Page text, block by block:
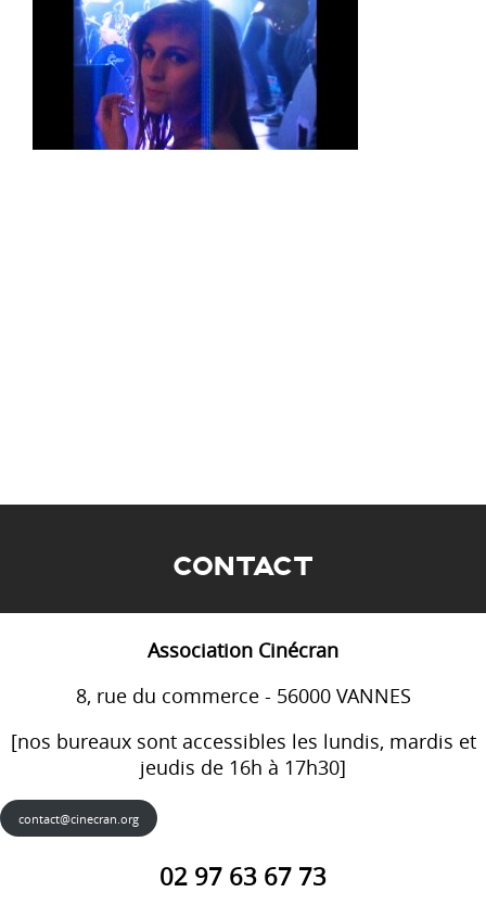
CONTACT
Association Cinécran
8, rue du commerce - 56000 VANNES
[nos bureaux sont accessibles les lundis, mardis et
jeudis de 16h à 17h30]
contact@cinecran.org
02 97 63 67 73